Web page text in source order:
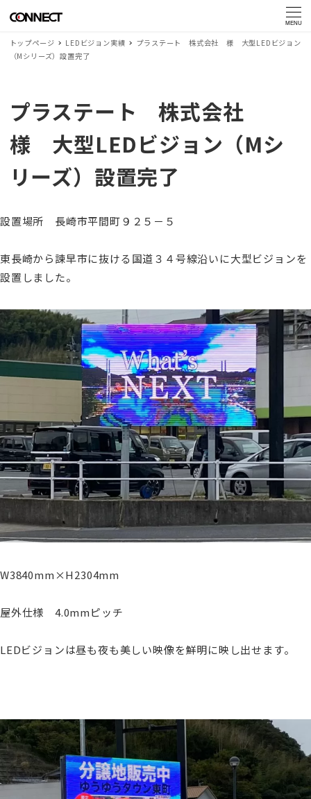
MENU
トップページ LEDビジョン実績
プラステート 株式会社 様 大型LEDビジョン
（Mシリーズ）設置完了
プラステート 株式会社
様 大型LEDビジョン（Mシ
リーズ）設置完了
設置場所 長崎市平間町９２５－５
東長崎から諫早市に抜ける国道３４号線沿いに大型ビジョンを
設置しました。
W3840mm×H2304mm
屋外仕様 4.0mmピッチ
LEDビジョンは昼も夜も美しい映像を鮮明に映し出せます。